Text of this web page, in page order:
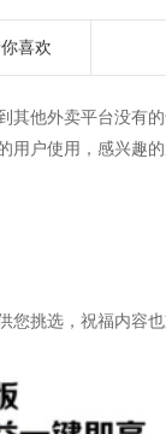
喜欢
他外卖平台没有
户使用，感兴趣的
挑选，祝福内容也